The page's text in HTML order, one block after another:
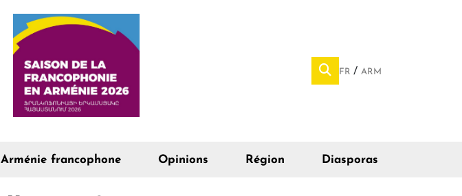
FR ARM
Arménie francophone Opinions Région Diasporas